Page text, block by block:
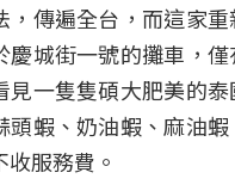
傳遍全台，而這家
城街一號的攤車，
一隻隻碩大肥美的
蝦、奶油蝦、麻油
服務費。